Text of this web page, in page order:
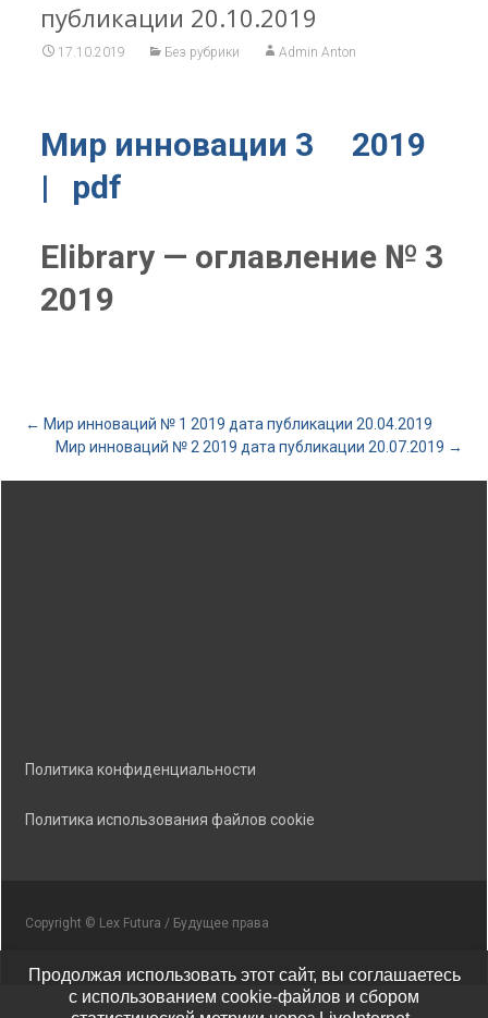
публикации 20.10.2019
17.10.2019 Без рубрики Admin Anton
Мир инновации 3 2019
| pdf
Elibrary — оглавление № 3
2019
Post
← Мир инноваций № 1 2019 дата публикации 20.04.2019
Мир инноваций № 2 2019 дата публикации 20.07.2019 →
Политика конфиденциальности
Политика использования файлов cookie
Copyright © Lex Futura / Будущее права
Продолжая использовать этот сайт, вы соглашаетесь
с использованием cookie-файлов и сбором